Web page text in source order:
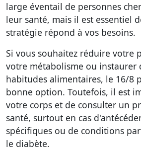
large éventail de personnes
leur santé, mais il est essentiel
stratégie répond à vos besoins.
Si vous souhaitez réduire votre
votre métabolisme ou instaurer
habitudes alimentaires, le 16/8
bonne option. Toutefois, il est
votre corps et de consulter un
santé, surtout en cas
spécifiques ou de conditions
le diabète.